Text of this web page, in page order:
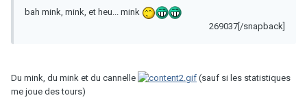
bah mink, mink, et heu... mink
269037[/snapback]
Du mink, du mink et du cannelle
(sauf si les statistiques
me joue des tours)